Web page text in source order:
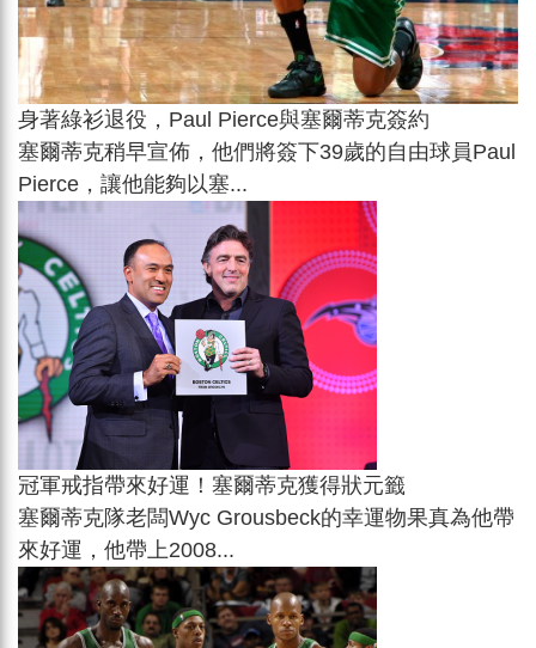
身著綠衫退役，Paul Pierce與塞爾蒂克簽約
塞爾蒂克稍早宣佈，他們將簽下39歲的自由球員Paul
Pierce，讓他能夠以塞...
冠軍戒指帶來好運！塞爾蒂克獲得狀元籤
塞爾蒂克隊老闆Wyc Grousbeck的幸運物果真為他帶
來好運，他帶上2008...